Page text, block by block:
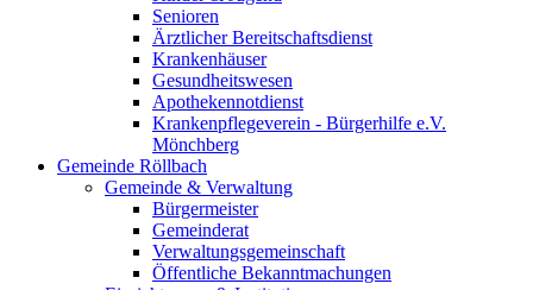
Senioren
Ärztlicher Bereitschaftsdienst
Krankenhäuser
Gesundheitswesen
Apothekennotdienst
Krankenpflegeverein - Bürgerhilfe e.V.
Mönchberg
Gemeinde Röllbach
Gemeinde & Verwaltung
Bürgermeister
Gemeinderat
Verwaltungsgemeinschaft
Öffentliche Bekanntmachungen